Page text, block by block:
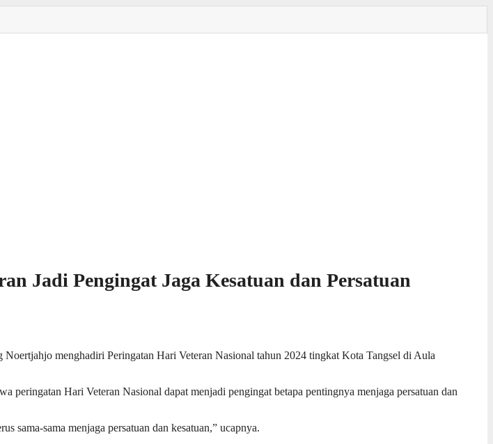
Jadi Pengingat Jaga Kesatuan dan Persatuan
menghadiri Peringatan Hari Veteran Nasional tahun 2024 tingkat Kota Tangsel di Aula
peringatan Hari Veteran Nasional dapat menjadi pengingat betapa pentingnya menjaga persatuan dan
sama-sama menjaga persatuan dan kesatuan,” ucapnya.